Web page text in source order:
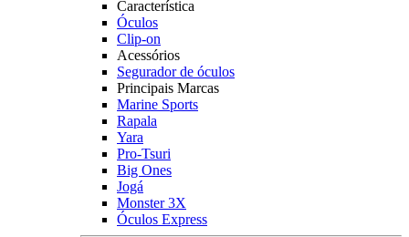
Característica
Óculos
Clip-on
Acessórios
Segurador de óculos
Principais Marcas
Marine Sports
Rapala
Yara
Pro-Tsuri
Big Ones
Jogá
Monster 3X
Óculos Express